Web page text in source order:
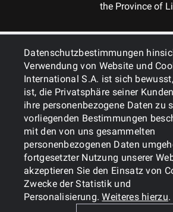
Datenschutzbestimmungen
Verwendung von Website und
International S.A. ist sich
ist, die Privatsphäre seiner
ihre personenbezogene Daten zu
vorliegenden Bestimmungen
mit den von uns gesammelten
personenbezogenen Daten
fortgesetzter Nutzung unserer
akzeptieren Sie den Einsatz von
Zwecke der Statistik und
Personalisierung.Weiteres hierzu.
the Province of
ALLGEMEINES
CookiesPolitik zum